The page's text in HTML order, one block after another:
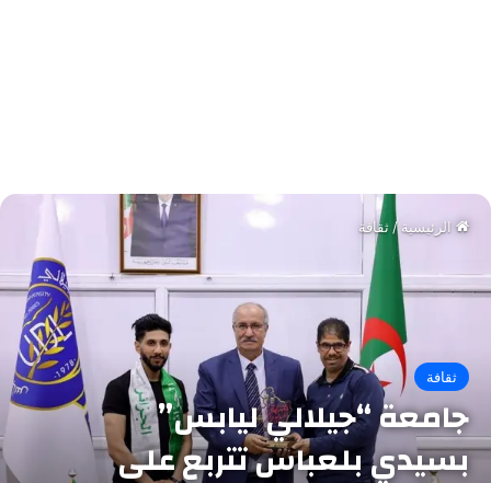
الرئيسية/ثقافة
ثقافة
جامعة “جيلالي ليابس”
بسيدي بلعباس تتربع على